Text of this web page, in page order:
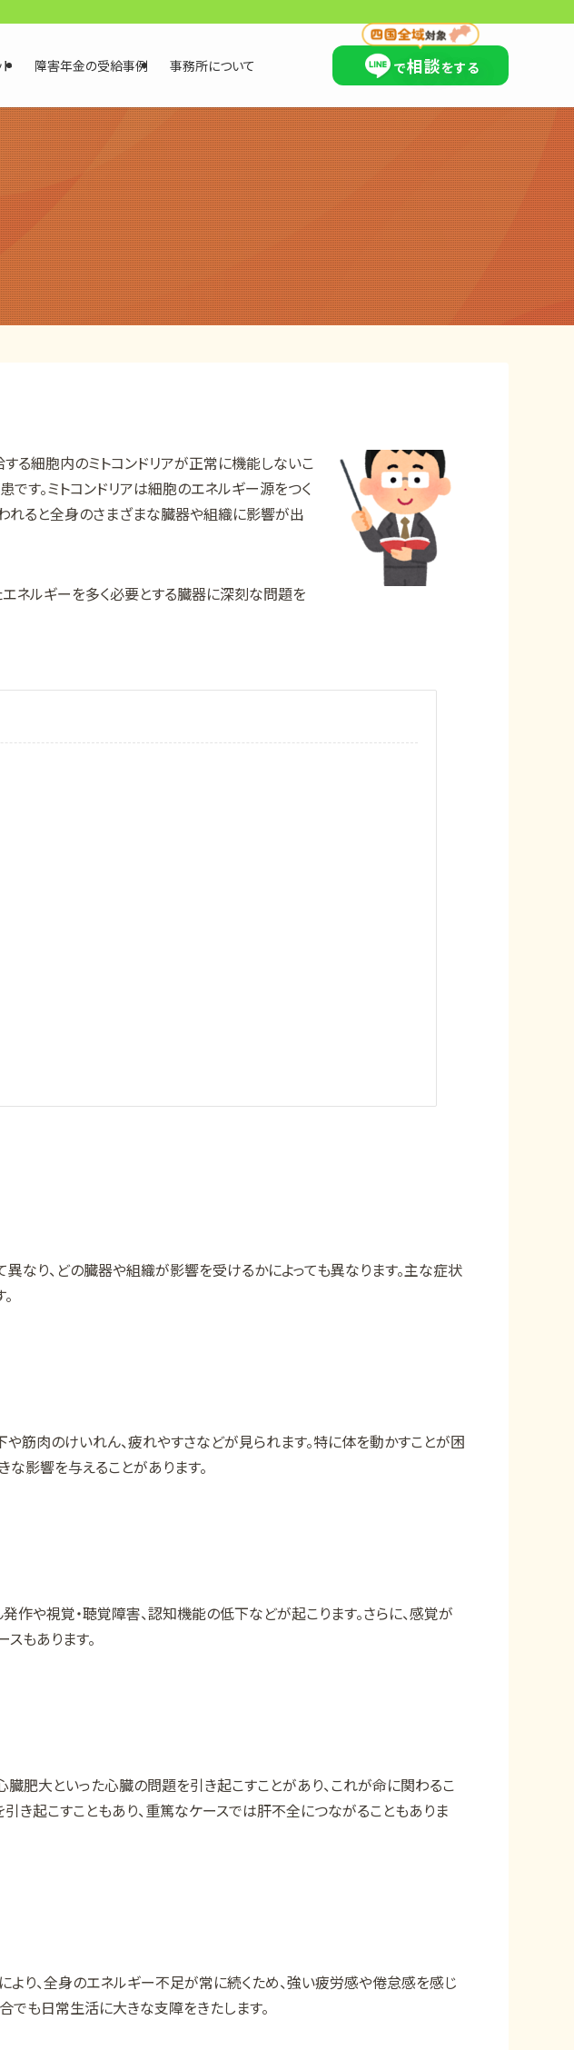
×
年金相談センター
障害年金の受給事例 事務所について で相談をする
する細胞内のミトコンドリアが正常に機能しないこ
です。ミトコンドリアは細胞のエネルギー源をつく
れると全身のさまざまな臓器や組織に影響が出
エネルギーを多く必要とする臓器に深刻な問題を
異なり、どの臓器や組織が影響を受けるかによっても異なります。主な症状
筋肉のけいれん、疲れやすさなどが見られます。特に体を動かすことが困
影響を与えることがあります。
作や視覚・聴覚障害、認知機能の低下などが起こります。さらに、感覚が
もあります。
臓肥大といった心臓の問題を引き起こすことがあり、これが命に関わるこ
引き起こすこともあり、重篤なケースでは肝不全につながることもありま
より、全身のエネルギー不足が常に続くため、強い疲労感や倦怠感を感じ
でも日常生活に大きな支障をきたします。